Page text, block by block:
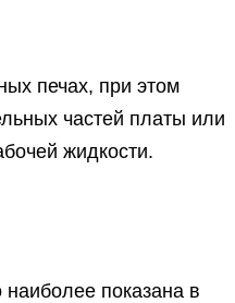
печах, при этом
частей платы или
жидкости.
показана в